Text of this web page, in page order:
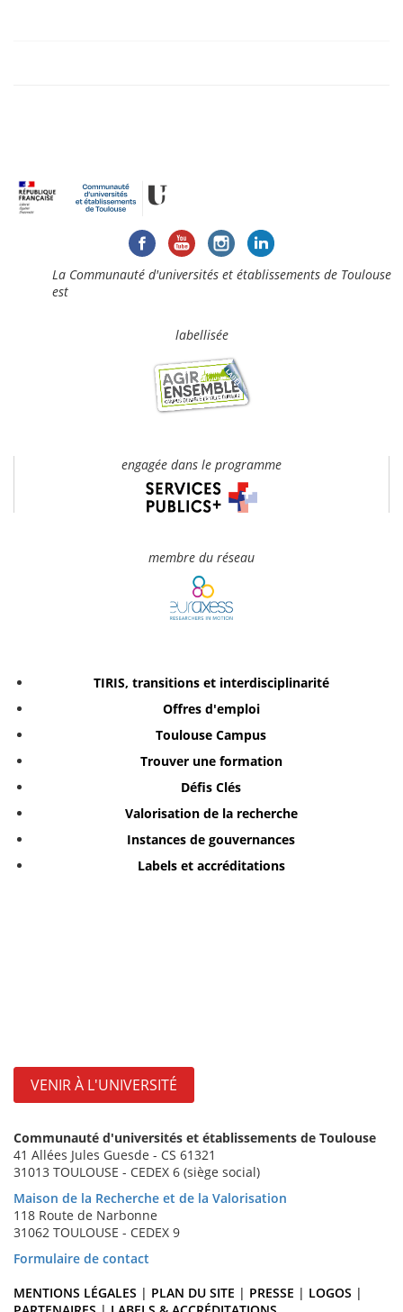
La Communauté d'universités et établissements de Toulouse
est
labellisée
engagée dans le programme
membre du réseau
TIRIS, transitions et interdisciplinarité
Offres d'emploi
Toulouse Campus
Trouver une formation
Défis Clés
Valorisation de la recherche
Instances de gouvernances
Labels et accréditations
VENIR À L'UNIVERSITÉ
Communauté d'universités et établissements de Toulouse
41 Allées Jules Guesde - CS 61321
31013 TOULOUSE - CEDEX 6 (siège social)
Maison de la Recherche et de la Valorisation
118 Route de Narbonne
31062 TOULOUSE - CEDEX 9
Formulaire de contact
MENTIONS LÉGALES | PLAN DU SITE | PRESSE | LOGOS |